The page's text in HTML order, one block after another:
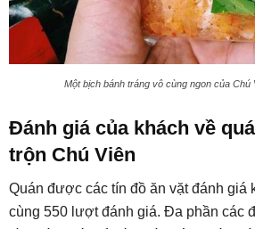
Một bịch bánh tráng vô cùng ngon của Chú
Đánh giá của khách về
trộn Chú Viên
Quán được các tín đồ ăn vặt đánh giá
cùng 550 lượt đánh giá. Đa phần các